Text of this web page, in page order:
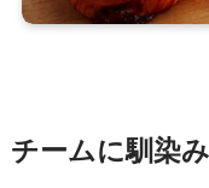
チームに馴染